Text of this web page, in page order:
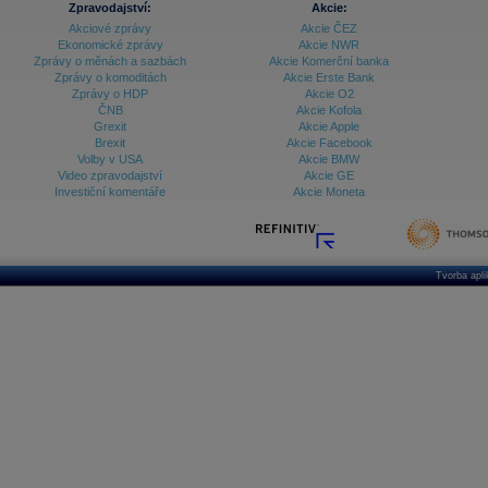
Archiv - Vývoj české koruny
Archiv analýz - Makroukazatele
Ceny průmyslových výrobců - Data a prognózy
Ceny průmyslových výrobců - Graf (ČR)
Ceny průmyslových výrobců - Kalendář (ČR)
Ceny průmyslových výrobců - Zpravodajství
Databanka - Ceny
Zpravodajství:
Akciové zprávy
Ekonomické zprávy
Zprávy o měnách a sazbách
Zprávy o komoditách
Zprávy o HDP
ČNB
Grexit
Brexit
Volby v USA
Video zpravodajství
Investiční komentáře
Akcie:
Akcie ČEZ
Akcie NWR
Akcie Komerční banka
Akcie Erste Bank
Akcie O2
Akcie Kofola
Akcie Apple
Akcie Facebook
Akcie BMW
Akcie GE
Akcie Moneta
Tvorba